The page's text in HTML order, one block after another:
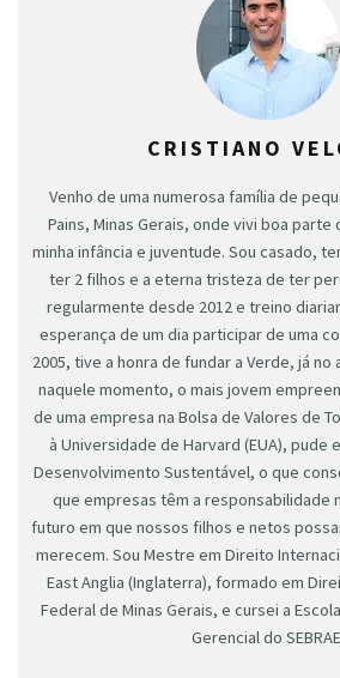
CRISTIANO
Venho de uma numerosa família de
Pains, Minas Gerais, onde vivi boa
minha infância e juventude. Sou casado,
ter 2 filhos e a eterna tristeza de ter
regularmente desde 2012 e treino
esperança de um dia participar de uma
2005, tive a honra de fundar a Verde, já
naquele momento, o mais jovem
de uma empresa na Bolsa de Valores de
à Universidade de Harvard (EUA), pude
Desenvolvimento Sustentável, o que
que empresas têm a responsabilidade
futuro em que nossos filhos e netos
merecem. Sou Mestre em Direito
East Anglia (Inglaterra), formado em
Federal de Minas Gerais, e cursei a
Gerencial do